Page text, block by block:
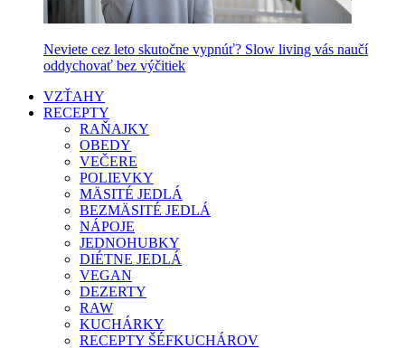
Neviete cez leto skutočne vypnúť? Slow living vás naučí
oddychovať bez výčitiek
VZŤAHY
RECEPTY
RAŇAJKY
OBEDY
VEČERE
POLIEVKY
MÄSITÉ JEDLÁ
BEZMÄSITÉ JEDLÁ
NÁPOJE
JEDNOHUBKY
DIÉTNE JEDLÁ
VEGAN
DEZERTY
RAW
KUCHÁRKY
RECEPTY ŠÉFKUCHÁROV